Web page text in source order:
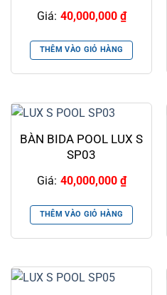
Giá: 40,000,000 ₫
THÊM VÀO GIỎ HÀNG
BÀN BIDA POOL LUX S
SP03
Giá: 40,000,000 ₫
THÊM VÀO GIỎ HÀNG